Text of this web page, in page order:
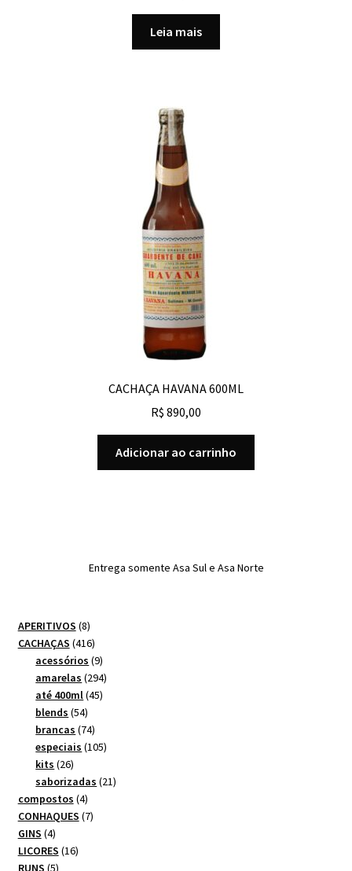
Leia mais
CACHAÇA HAVANA 600ML
R$ 890,00
Adicionar ao carrinho
Entrega somente Asa Sul e Asa Norte
APERITIVOS 88
produtos
CACHAÇAS 416416
produtos
acessórios 99
produtos
amarelas 294294
até 400ml 4545
blends 5454
produtos
brancas 7474
produtos
especiais 105105
kits 2626
produtos
saborizadas 2121
compostos 44
produtos
CONHAQUES 77
GINS 44
produtos
LICORES 1616
RUNS 55